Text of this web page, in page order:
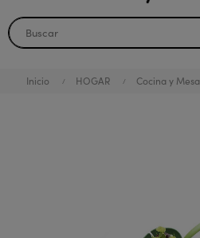
Inicio HOGAR Cocina y Mesa